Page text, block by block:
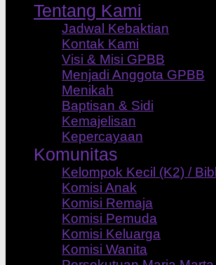
Tentang Kami
Jadwal Kebaktian
Kontak Kami
Visi & Misi GPBB
Menjadi Anggota GPBB
Menikah
Baptisan & Sidi
Kemajelisan
Kepercayaan
Komunitas
Kelompok Kecil (K2) /
Komisi Anak
Komisi Remaja
Komisi Pemuda
Komisi Keluarga
Komisi Wanita